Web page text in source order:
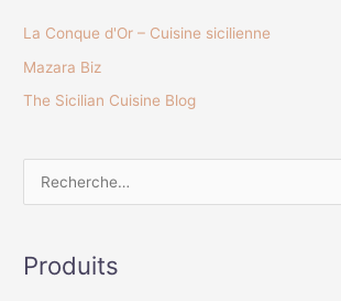
La Conque d'Or – Cuisine sicilienne
Mazara Biz
The Sicilian Cuisine Blog
hProduits